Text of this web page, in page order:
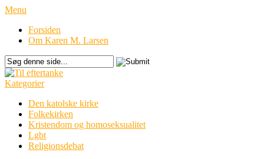
Menu
Forsiden
Om Karen M. Larsen
Kategorier
Den katolske kirke
Folkekirken
Kristendom og homoseksualitet
Lgbt
Religionsdebat